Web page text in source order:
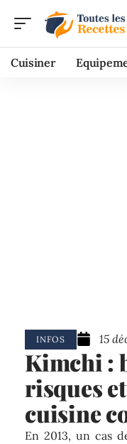
Cuisiner
INFOS 15
Kimchi :
risques
cuisine
En 2013, un cas